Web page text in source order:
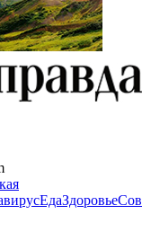
ЕдаЗдоровье